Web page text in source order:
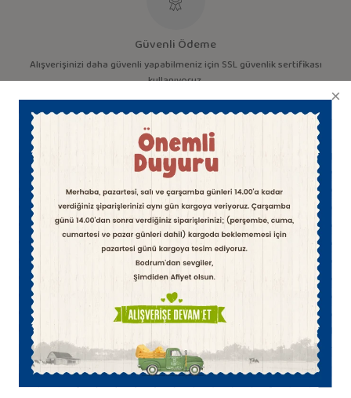
Güvenli Ödeme
Alışverişinizi daha güvenli yapabilmeniz için SSL güvenlik sertifikası
kullanıyoruz.
HİKAYEMİZ
OTANTİK
PEYNİR
MARKETLERİ
İLETİŞİM